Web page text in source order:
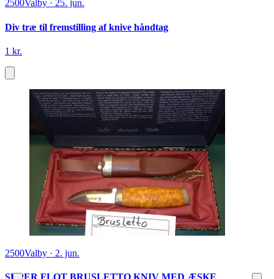
2500Valby · 25. jun.
Div træ til fremstilling af knive håndtag
1 kr.
2500Valby · 2. jun.